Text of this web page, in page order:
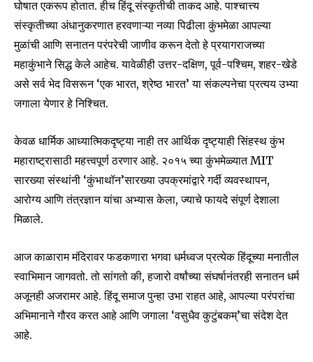
घोषात एकरूप होतात. हीच हिंदू संस्कृतीची ताकद आहे. पाश्चात्त्य
संस्कृतीच्या अंधानुकरणात हरवणाऱ्या नव्या पिढीला कुंभमेळा आपल्या
मुळांची आणि सनातन परंपरेची जाणीव करून देतो हे प्रयागराजच्या
महाकुंभाने सिद्ध केले आहेच. यावेळीही उत्तर-दक्षिण, पूर्व-पश्चिम, शहर-खेडे
असे सर्व भेद विसरून ‘एक भारत, श्रेष्ठ भारत’ या संकल्पनेचा प्रत्यय उभ्या
जगाला येणार हे निश्चित.
केवळ धार्मिक आध्यात्मिकदृष्ट्या नाही तर आर्थिक दृष्ट्याही सिंहस्थ कुंभ
महाराष्ट्रासाठी महत्त्वपूर्ण ठरणार आहे. २०१५ च्या कुंभमेळ्यात MIT
सारख्या संस्थांनी ‘कुंभाथॉन’सारख्या उपक्रमांद्वारे गर्दी व्यवस्थापन,
आरोग्य आणि तंत्रज्ञान यांचा अभ्यास केला, ज्याचे फायदे संपूर्ण देशाला
मिळाले.
आज काळाराम मंदिरावर फडकणारा भगवा धर्मध्वज प्रत्येक हिंदूच्या मनातील
स्वाभिमान जागवतो. तो सांगतो की, हजारो वर्षांच्या संघर्षानंतरही सनातन धर्म
अजूनही अजरामर आहे. हिंदू समाज पुन्हा उभा राहत आहे, आपल्या परंपरांचा
अभिमानाने गौरव करत आहे आणि जगाला ‘वसुधैव कुटुंबकम्’चा संदेश देत
आहे.